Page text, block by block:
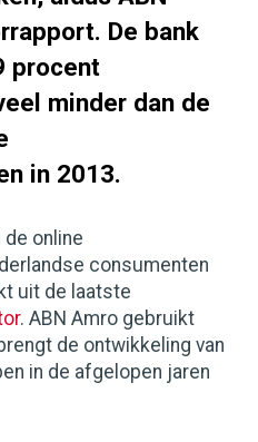
De bank
procent
minder dan de
in 2013.
online
consumenten
uit de laatste
. ABN Amro gebruikt
de ontwikkeling van
in de afgelopen jaren